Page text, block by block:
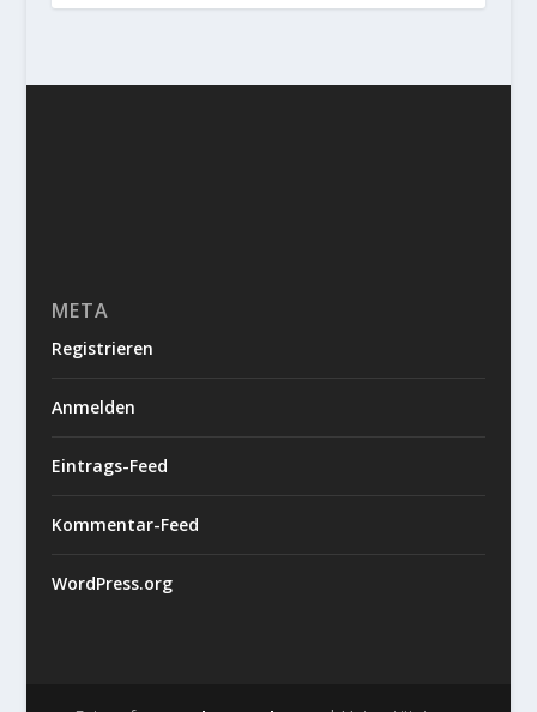
META
Registrieren
Anmelden
Eintrags-Feed
Kommentar-Feed
WordPress.org